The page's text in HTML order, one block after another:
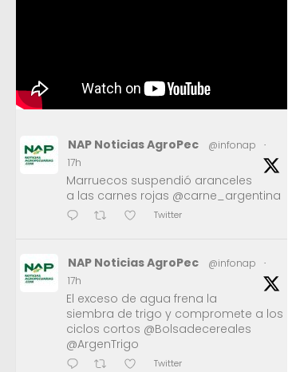
NAP Noticias AgroPec @infonap
·
17h
Marruecos suspendió aranceles
a las carnes rojas @carne_argentina
Twitter
NAP Noticias AgroPec @infonap
·
17h
El exceso de agua frena la
siembra de trigo y compromete a los
ciclos cortos @Bolsadecereales
@ArgenTrigo
Twitter